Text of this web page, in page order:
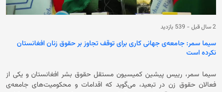
2 سال قبل - 539 بازدید
سیما سمر: جامعه‌ی جهانی کاری برای توقف تجاوز بر حقوق زنان افغانستان
نکرده است
سیما سمر، رییس پیشین کمیسیون مستقل حقوق بشر افغانستان و یکی از
فعالان حقوق زن در تبعید، می‌گوید که اقدامات و محکومیت‌های جامعه‌ی